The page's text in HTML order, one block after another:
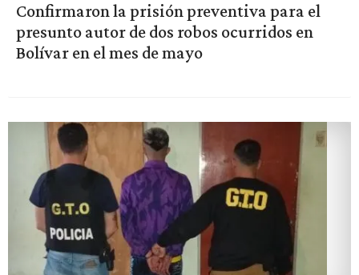
Confirmaron la prisión preventiva para el
presunto autor de dos robos ocurridos en
Bolívar en el mes de mayo